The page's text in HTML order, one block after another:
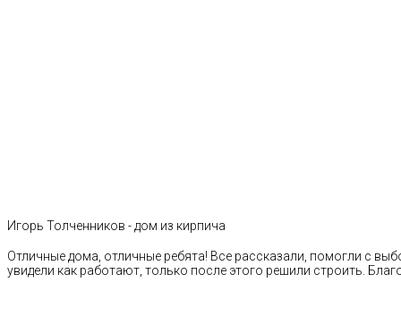
Игорь Толченников - дом из кирпича
Отличные дома, отличные ребята! Все рассказали, помогли с
увидели как работают, только после этого решили строить.